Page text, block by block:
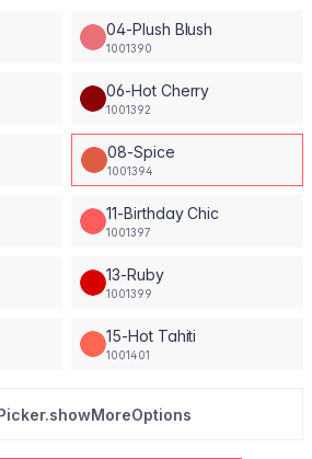
04-Plush Blush
1001390
06-Hot Cherry
1001392
08-Spice
1001394
11-Birthday Chic
1001397
13-Ruby
1001399
15-Hot Tahiti
1001401